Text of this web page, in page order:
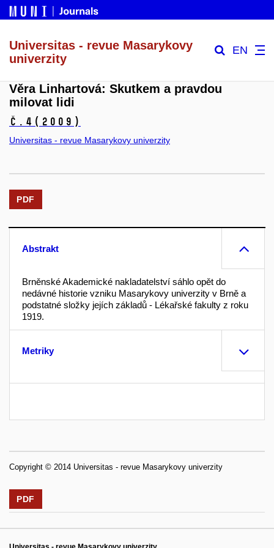
Universitas - revue Masarykovy
univerzity
EN
Věra Linhartová: Skutkem a pravdou
milovat lidi
č.4 (2009)
Universitas - revue Masarykovy univerzity
PDF
Abstrakt
Brněnské Akademické nakladatelství sáhlo opět do
nedávné historie vzniku Masarykovy univerzity v Brně a
podstatné složky jejích základů - Lékařské fakulty z roku
1919.
Metriky
Copyright © 2014 Universitas - revue Masarykovy univerzity
PDF